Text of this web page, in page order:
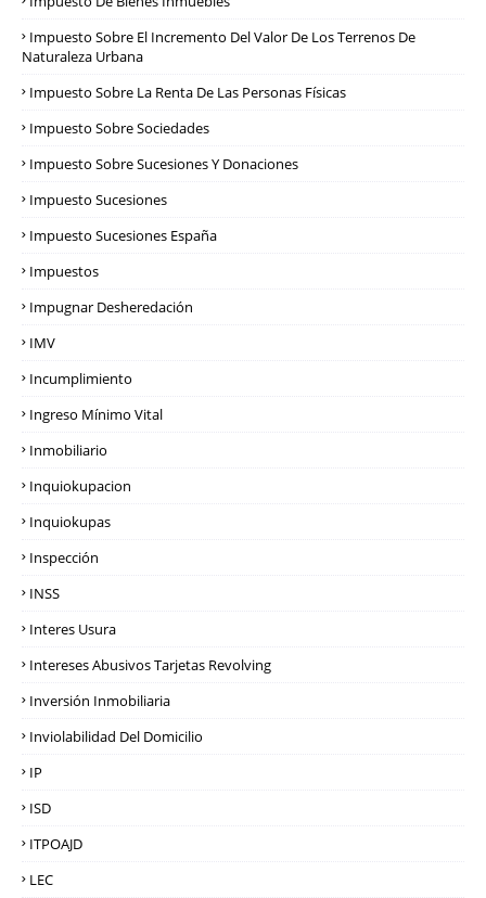
Impuesto Sobre El Incremento Del Valor De Los Terrenos De
Naturaleza Urbana
Impuesto Sobre La Renta De Las Personas Físicas
Impuesto Sobre Sociedades
Impuesto Sobre Sucesiones Y Donaciones
Impuesto Sucesiones
Impuesto Sucesiones España
Impuestos
Impugnar Desheredación
IMV
Incumplimiento
Ingreso Mínimo Vital
Inmobiliario
Inquiokupacion
Inquiokupas
Inspección
INSS
Interes Usura
Intereses Abusivos Tarjetas Revolving
Inversión Inmobiliaria
Inviolabilidad Del Domicilio
IP
ISD
ITPOAJD
LEC